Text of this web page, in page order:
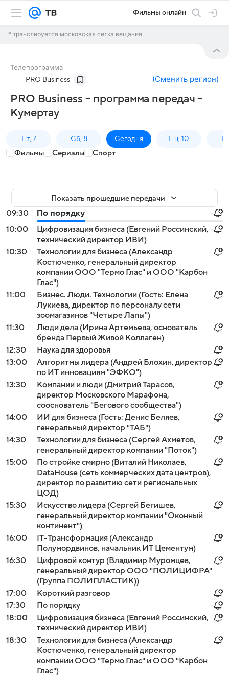
Фильмы онлайн
* транслируется московская сетка вещания
Телепрограмма
PRO Business (Сменить регион)
PRO Business – программа передач –
Кумертау
Пт, 7 Сб, 8 Сегодня Пн, 10
Фильмы Сериалы Спорт
Показать прошедшие передачи
09:30
По порядку
10:00
Цифровизация бизнеса (Евгений Россинский,
технический директор ИВИ)
10:30
Технологии для бизнеса (Александр
Костюченко, генеральный директор
компании ООО "Термо Глас" и ООО "Карбон
Глас")
11:00
Бизнес. Люди. Технологии (Гость: Елена
Лукиева, директор по персоналу сети
зоомагазинов "Четыре Лапы")
11:30
Люди дела (Ирина Артемьева, основатель
бренда Первый Живой Коллаген)
12:30
Наука для здоровья
13:00
Алгоритмы лидера (Андрей Блохин, директор
по ИТ инновациям "ЭФКО")
13:30
Компании и люди (Дмитрий Тарасов,
директор Московского Марафона,
сооснователь "Бегового сообщества")
14:00
ИИ для бизнеса (Гость: Денис Беляев,
генеральный директор "ТАБ")
14:30
Технологии для бизнеса (Сергей Ахметов,
генеральный директор компании "Поток")
15:00
По стройке смирно (Виталий Николаев,
DataHouse (сеть коммерческих дата центров),
директор по развитию сети региональных
ЦОД)
15:30
Искусство лидера (Сергей Бегишев,
генеральный директор компании "Оконный
континент")
16:00
IT-Трансформация (Александр
Полумордвинов, начальник ИТ Цементум)
16:30
Цифровой контур (Владимир Муромцев,
генеральный директор ООО "ПОЛИЦИФРА"
(Группа ПОЛИПЛАСТИК))
17:00
Короткий разговор
17:30
По порядку
18:00
Цифровизация бизнеса (Евгений Россинский,
технический директор ИВИ)
18:30
Технологии для бизнеса (Александр
Костюченко, генеральный директор
компании ООО "Термо Глас" и ООО "Карбон
Глас")